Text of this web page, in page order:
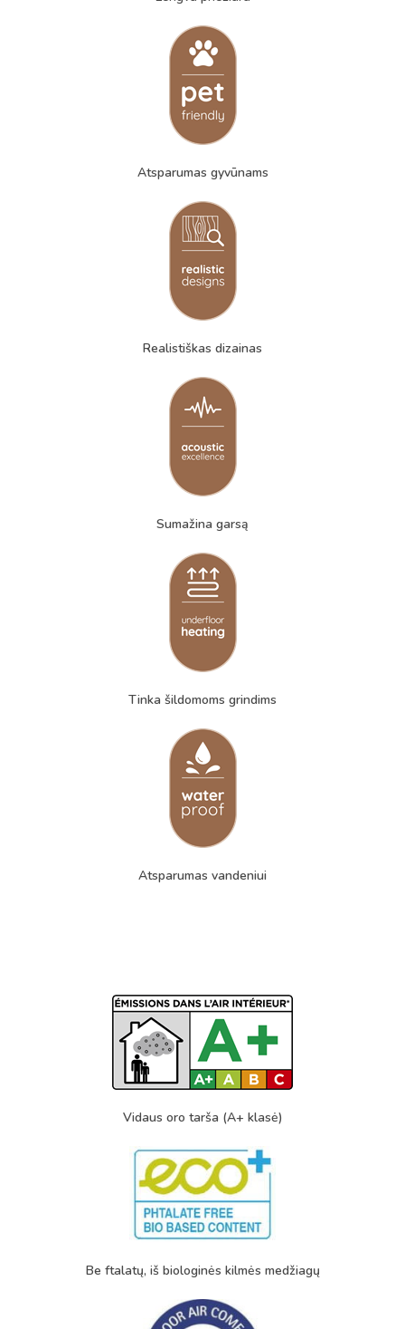
Atsparumas gyvūnams
Realistiškas dizainas
Sumažina garsą
Tinka šildomoms grindims
Atsparumas vandeniui
Vidaus oro tarša (A+ klasė)
Be ftalatų, iš biologinės kilmės medžiagų